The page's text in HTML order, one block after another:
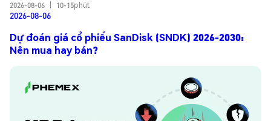
2026-08-06
10-15phút
2026-08-06
Dự đoán giá cổ phiếu SanDisk (SNDK) 2026-2030:
Nên mua hay bán?